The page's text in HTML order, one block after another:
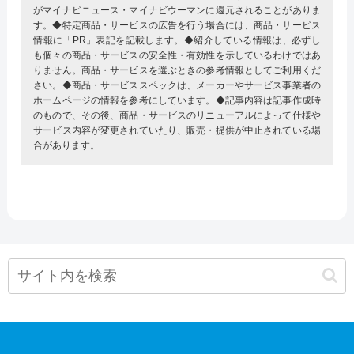
がマイナビニュース・マイナビウーマンに還元されることがありま
す。◆特定商品・サービスの広告を行う場合には、商品・サービス
情報に「PR」表記を記載します。◆紹介している情報は、必ずし
も個々の商品・サービスの安全性・有効性を示しているわけではあ
りません。商品・サービスを選ぶときの参考情報としてご利用くだ
さい。◆商品・サービススペックは、メーカーやサービス事業者の
ホームページの情報を参考にしています。◆記事内容は記事作成時
のもので、その後、商品・サービスのリニューアルによって仕様や
サービス内容が変更されていたり、販売・提供が中止されている場
合があります。